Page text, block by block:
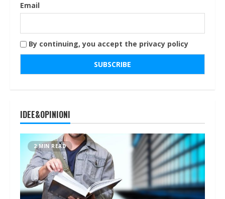
Email
By continuing, you accept the privacy policy
IDEE&OPINIONI
2 MIN READ